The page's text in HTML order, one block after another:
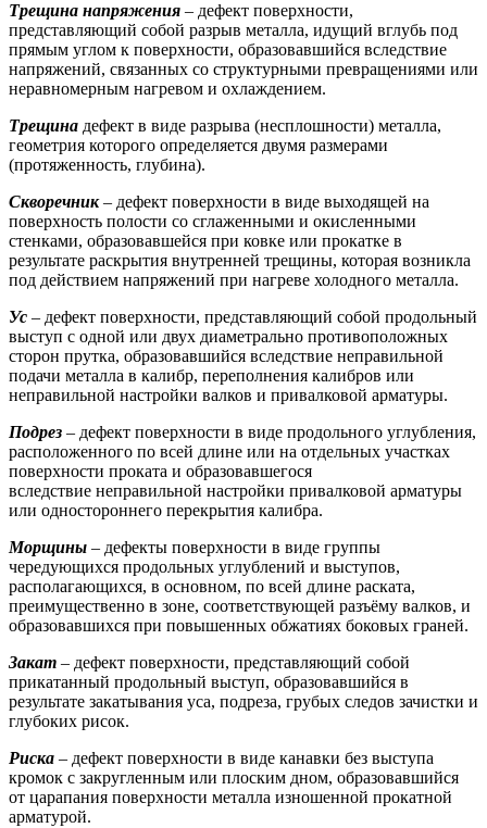
Трещина напряжения – дефект поверхности,
представляющий собой разрыв металла, идущий вглубь под
прямым углом к поверхности, образовавшийся вследствие
напряжений, связанных со структурными превращениями или
неравномерным нагревом и охлаждением.
Трещина дефект в виде разрыва (несплошности) металла,
геометрия которого определяется двумя размерами
(протяженность, глубина).
Скворечник– дефект поверхности в виде выходящей на
поверхность полости со сглаженными и окисленными
стенками, образовавшейся при ковке или прокатке в
результате раскрытия внутренней трещины, которая возникла
под действием напряжений при нагреве холодного металла.
Ус – дефект поверхности, представляющий собой продольный
выступ с одной или двух диаметрально противоположных
сторон прутка, образовавшийся вследствие неправильной
подачи металла в калибр, переполнения калибров или
неправильной настройки валков и привалковой арматуры.
Подрез – дефект поверхности в виде продольного углубления,
расположенного по всей длине или на отдельных участках
поверхности проката и образовавшегося
вследствие неправильной настройки привалковой арматуры
или одностороннего перекрытия калибра.
Морщины – дефекты поверхности в виде группы
чередующихся продольных углублений и выступов,
располагающихся, в основном, по всей длине раската,
преимущественно в зоне, соответствующей разъёму валков, и
образовавшихся при повышенных обжатиях боковых граней.
Закат – дефект поверхности, представляющий собой
прикатанный продольный выступ, образовавшийся в
результате закатывания уса, подреза, грубых следов зачистки и
глубоких рисок.
Риска – дефект поверхности в виде канавки без выступа
кромок с закругленным или плоским дном, образовавшийся
от царапания поверхности металла изношенной прокатной
арматурой.